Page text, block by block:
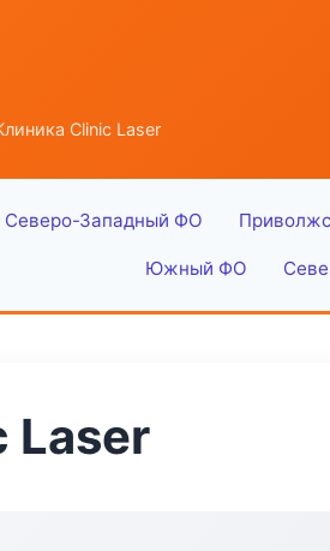
Clinic Laser
Северо-Западный ФО
Южный ФО
Laser